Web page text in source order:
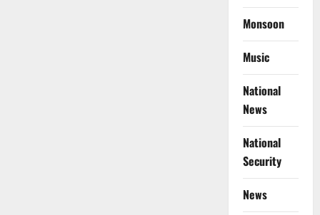
Monsoon
Music
National
News
National
Security
News